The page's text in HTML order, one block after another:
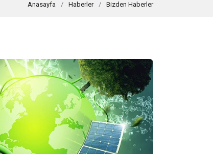
Anasayfa Haberler Bizden Haberler